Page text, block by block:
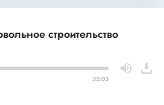
строительство
52:03